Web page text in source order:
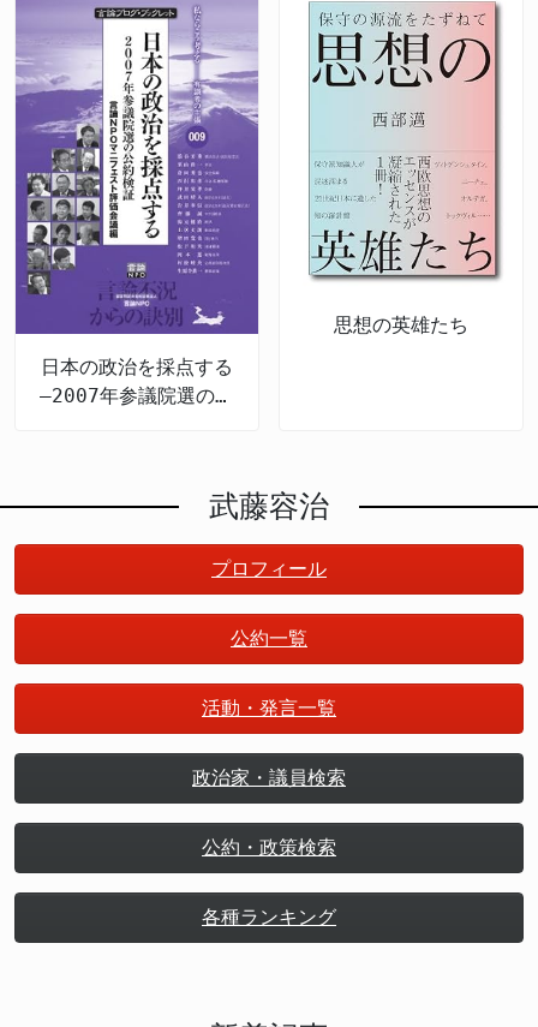
日本の政治を採点する
―2007年参議院選の公
思想の英雄たち
武藤容治
プロフィール
公約一覧
活動・発言一覧
政治家・議員検索
公約・政策検索
各種ランキング